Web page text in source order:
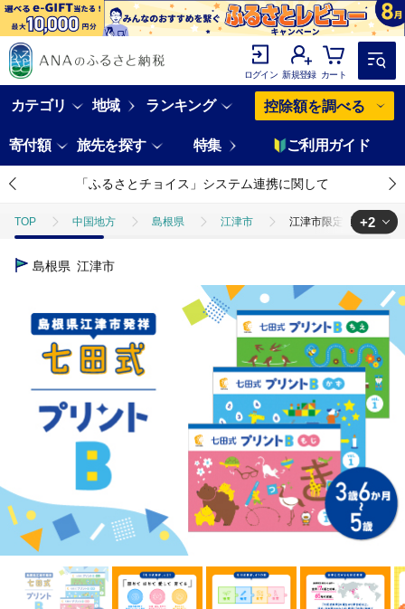
ログイン 新規登録 カート
カテゴリ 地域 ランキング 控除額を調べる
寄付額 旅先を探す 特集 ご利用ガイド
「ふるさとチョイス」システム連携に関して
TOP 中国地方 島根県 江津市 江津市限定返礼品 七田
TOP
ほかの雑貨・日用品 江津市限定返礼品
+2
島根県 江津市